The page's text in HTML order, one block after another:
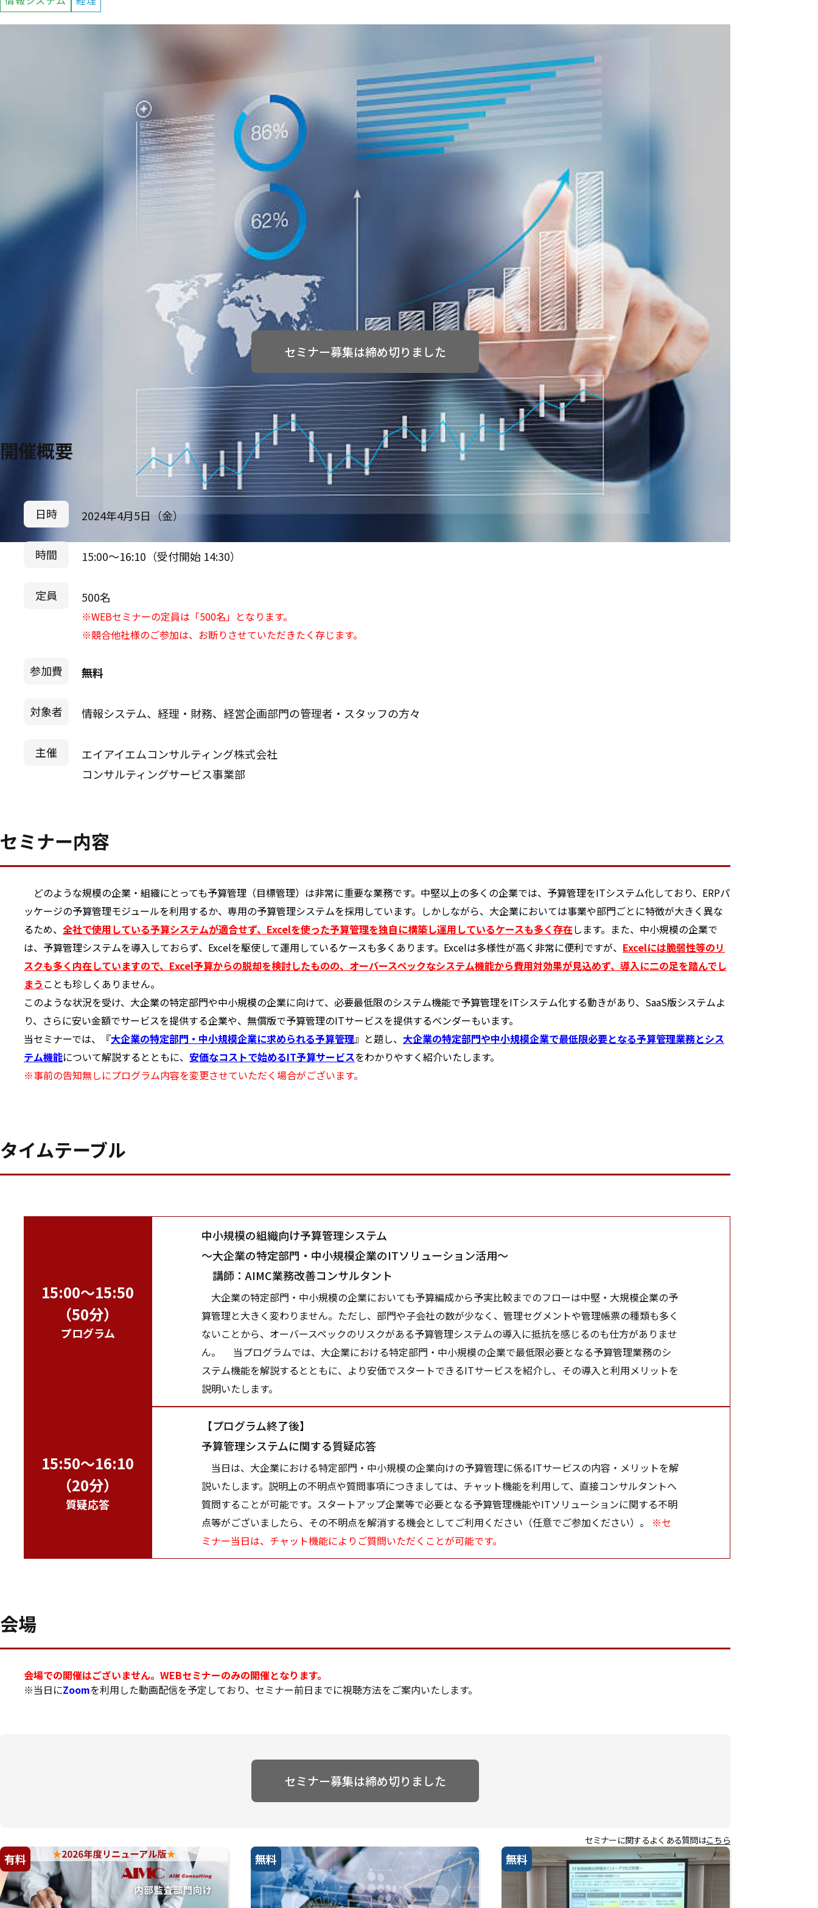
セミナー募集は締め切りました
開催概要
日時 2024年4月5日（金）
時間 15:00～16:10（受付開始 14:30）
定員 500名
※WEBセミナーの定員は「500名」となります。
※競合他社様のご参加は、お断りさせていただきたく存じます。
参加費 無料
対象者 情報システム、経理・財務、経営企画部門の管理者・スタッフの方々
主催
エイアイエムコンサルティング株式会社
コンサルティングサービス事業部
セミナー内容
どのような規模の企業・組織にとっても予算管理（目標管理）は非常に重要な業務です。中堅以上の多くの企業では、予算管理をITシステム化しており、ERPパ
ッケージの予算管理モジュールを利用するか、専用の予算管理システムを採用しています。しかしながら、大企業においては事業や部門ごとに特徴が大きく異な
るため、 全社で使用している予算システムが適合せず、Excelを使った予算管理を独自に構築し運用しているケースも多く存在します。また、中小規模の企業で
は、予算管理システムを導入しておらず、Excelを駆使して運用しているケースも多くあります。Excelは多様性が高く非常に便利ですが、 Excelには脆弱性等のリ
スクも多く内在していますので、Excel予算からの脱却を検討したものの、オーバースペックなシステム機能から費用対効果が見込めず、導入に二の足を踏んでし
まうことも珍しくありません。
このような状況を受け、大企業の特定部門や中小規模の企業に向けて、必要最低限のシステム機能で予算管理をITシステム化する動きがあり、SaaS版システムよ
り、さらに安い金額でサービスを提供する企業や、無償版で予算管理のITサービスを提供するベンダーもいます。
当セミナーでは、『大企業の特定部門・中小規模企業に求められる予算管理』と題し、 大企業の特定部門や中小規模企業で最低限必要となる予算管理業務とシス
テム機能について解説するとともに、 安価なコストで始めるIT予算サービスをわかりやすく紹介いたします。
※事前の告知無しにプログラム内容を変更させていただく場合がございます。
タイムテーブル
15:00～15:50
（50分）
プログラム
中小規模の組織向け予算管理システム
～大企業の特定部門・中小規模企業のITソリューション活用～
講師：AIMC業務改善コンサルタント
大企業の特定部門・中小規模の企業においても予算編成から予実比較までのフローは中堅・大規模企業の予
算管理と大きく変わりません。ただし、部門や子会社の数が少なく、管理セグメントや管理帳票の種類も多く
ないことから、オーバースペックのリスクがある予算管理システムの導入に抵抗を感じるのも仕方がありませ
ん。 当プログラムでは、大企業における特定部門・中小規模の企業で最低限必要となる予算管理業務のシ
ステム機能を解説するとともに、より安価でスタートできるITサービスを紹介し、その導入と利用メリットを
説明いたします。
15:50～16:10
（20分）
質疑応答
【プログラム終了後】
予算管理システムに関する質疑応答
当日は、大企業における特定部門・中小規模の企業向けの予算管理に係るITサービスの内容・メリットを解
説いたします。説明上の不明点や質問事項につきましては、チャット機能を利用して、直接コンサルタントへ
質問することが可能です。スタートアップ企業等で必要となる予算管理機能やITソリューションに関する不明
点等がございましたら、その不明点を解消する機会としてご利用ください（任意でご参加ください）。 ※セ
ミナー当日は、チャット機能によりご質問いただくことが可能です。
会場
会場での開催はございません。WEBセミナーのみの開催となります。
※当日にZoomを利用した動画配信を予定しており、セミナー前日までに視聴方法をご案内いたします。
セミナー募集は締め切りました
セミナーに関するよくある質問はこちら
有料 無料 無料